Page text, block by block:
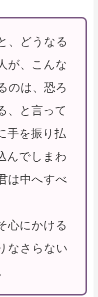
、どうなる
が、こんな
のは、恐ろ
、と言って
手を振り払
んでしまわ
は中へすべ
心にかける
なさらない